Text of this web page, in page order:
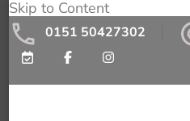
Skip to Content
0151 50427302